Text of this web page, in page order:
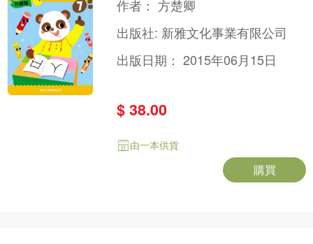
作者：方楚卿
出版社: 新雅文化事業有限公司
出版日期：2015年06月15日
$ 38.00
由一本供貨
購買